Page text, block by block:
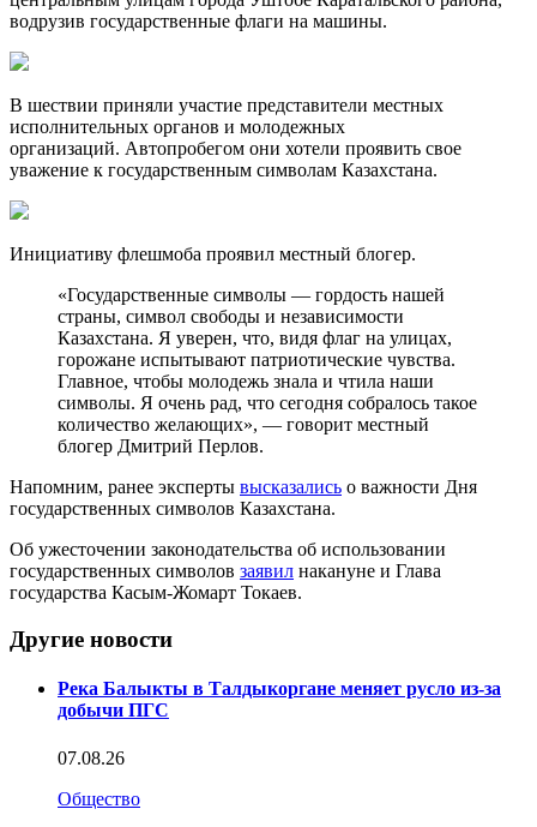
водрузив государственные флаги на машины.
В шествии приняли участие представители местных
исполнительных органов и молодежных
организаций. Автопробегом они хотели проявить свое
уважение к государственным символам Казахстана.
Инициативу флешмоба проявил местный блогер.
«Государственные символы — гордость нашей
страны, символ свободы и независимости
Казахстана. Я уверен, что, видя флаг на улицах,
горожане испытывают патриотические чувства.
Главное, чтобы молодежь знала и чтила наши
символы. Я очень рад, что сегодня собралось такое
количество желающих», — говорит местный
блогер Дмитрий Перлов.
Напомним, ранее эксперты высказались о важности Дня
государственных символов Казахстана.
Об ужесточении законодательства об использовании
государственных символов заявил накануне и Глава
государства Касым-Жомарт Токаев.
Другие новости
Река Балыкты в Талдыкоргане меняет русло из-за
добычи ПГС
07.08.26
Общество